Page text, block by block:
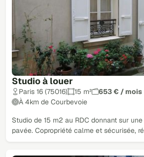
Studio à louer
Paris 16 (75016) 15 m²
653 € / mois
À 4km de Courbevoie
Studio de 15 m2 au RDC donnant sur
pavée. Copropriété calme et sécurisée,